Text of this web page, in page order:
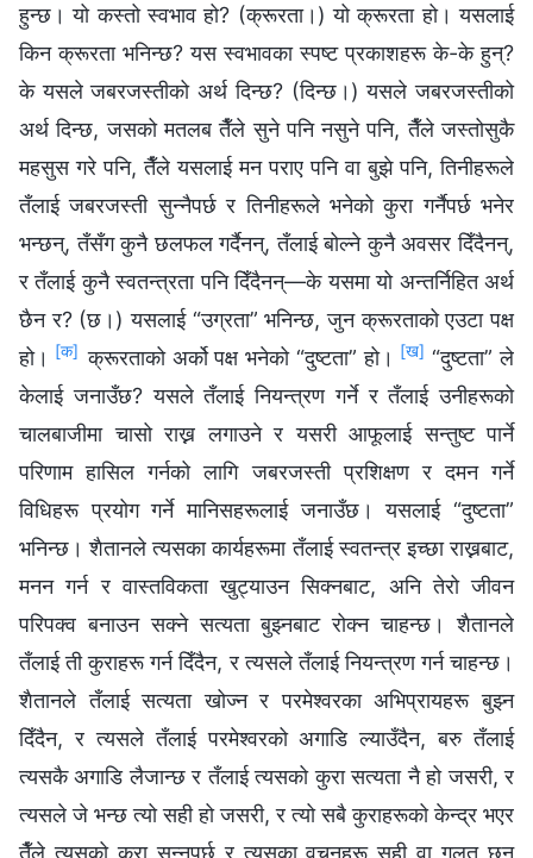
हुन्छ। यो कस्तो स्वभाव हो? (क्रूरता।) यो क्रूरता हो। यसलाई
किन क्रूरता भनिन्छ? यस स्वभावका स्पष्ट प्रकाशहरू के-के हुन्?
के यसले जबरजस्तीको अर्थ दिन्छ? (दिन्छ।) यसले जबरजस्तीको
अर्थ दिन्छ, जसको मतलब तैँले सुने पनि नसुने पनि, तैँले जस्तोसुकै
महसुस गरे पनि, तैँले यसलाई मन पराए पनि वा बुझे पनि, तिनीहरूले
तँलाई जबरजस्ती सुन्नैपर्छ र तिनीहरूले भनेको कुरा गर्नैपर्छ भनेर
भन्छन्, तँसँग कुनै छलफल गर्दैनन्, तँलाई बोल्ने कुनै अवसर दिँदैनन्,
र तँलाई कुनै स्वतन्त्रता पनि दिँदैनन्—के यसमा यो अन्तर्निहित अर्थ
छैन र? (छ।) यसलाई “उग्रता” भनिन्छ, जुन क्रूरताको एउटा पक्ष
हो। [क] क्रूरताको अर्को पक्ष भनेको “दुष्टता” हो। [ख] “दुष्टता” ले
केलाई जनाउँछ? यसले तँलाई नियन्त्रण गर्ने र तँलाई उनीहरूको
चालबाजीमा चासो राख्न लगाउने र यसरी आफूलाई सन्तुष्ट पार्ने
परिणाम हासिल गर्नको लागि जबरजस्ती प्रशिक्षण र दमन गर्ने
विधिहरू प्रयोग गर्ने मानिसहरूलाई जनाउँछ। यसलाई “दुष्टता”
भनिन्छ। शैतानले त्यसका कार्यहरूमा तँलाई स्वतन्त्र इच्छा राख्नबाट,
मनन गर्न र वास्तविकता खुट्याउन सिक्नबाट, अनि तेरो जीवन
परिपक्व बनाउन सक्ने सत्यता बुझ्नबाट रोक्न चाहन्छ। शैतानले
तँलाई ती कुराहरू गर्न दिँदैन, र त्यसले तँलाई नियन्त्रण गर्न चाहन्छ।
शैतानले तँलाई सत्यता खोज्न र परमेश्‍वरका अभिप्रायहरू बुझ्न
दिँदैन, र त्यसले तँलाई परमेश्‍वरको अगाडि ल्याउँदैन, बरु तँलाई
त्यसकै अगाडि लैजान्छ र तँलाई त्यसको कुरा सत्यता नै हो जसरी, र
त्यसले जे भन्छ त्यो सही हो जसरी, र त्यो सबै कुराहरूको केन्द्र भएर
तैँले त्यसको कुरा सुन्नुपर्छ र त्यसका वचनहरू सही वा गलत छन्